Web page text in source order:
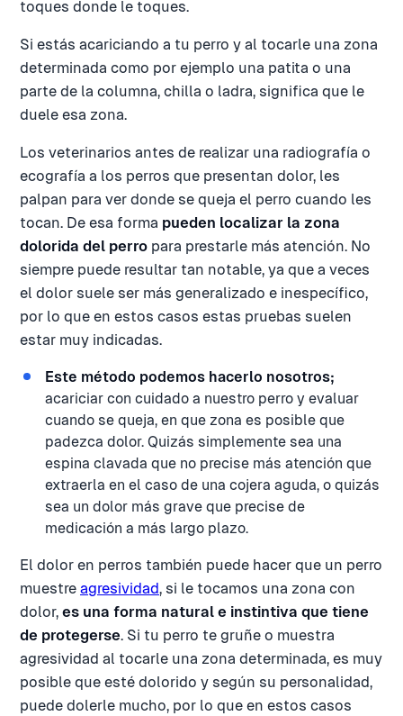
toques donde le toques.
Si estás acariciando a tu perro y al tocarle una zona
determinada como por ejemplo una patita o una
parte de la columna, chilla o ladra, significa que le
duele esa zona.
Los veterinarios antes de realizar una radiografía o
ecografía a los perros que presentan dolor, les
palpan para ver donde se queja el perro cuando les
tocan. De esa forma pueden localizar la zona
dolorida del perro para prestarle más atención. No
siempre puede resultar tan notable, ya que a veces
el dolor suele ser más generalizado e inespecífico,
por lo que en estos casos estas pruebas suelen
estar muy indicadas.
Este método podemos hacerlo nosotros;
acariciar con cuidado a nuestro perro y evaluar
cuando se queja, en que zona es posible que
padezca dolor. Quizás simplemente sea una
espina clavada que no precise más atención que
extraerla en el caso de una cojera aguda, o quizás
sea un dolor más grave que precise de
medicación a más largo plazo.
El dolor en perros también puede hacer que un perro
muestre agresividad, si le tocamos una zona con
dolor, es una forma natural e instintiva que tiene
de protegerse. Si tu perro te gruñe o muestra
agresividad al tocarle una zona determinada, es muy
posible que esté dolorido y según su personalidad,
puede dolerle mucho, por lo que en estos casos